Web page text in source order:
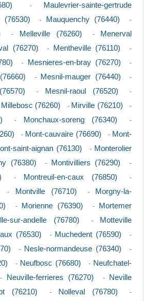
-
Maulevrier-sainte-gertrude
(76530) - Mauquenchy (76440) -
- Melleville (76260) -
Menerval
(76270) - Mentheville (76110) -
- Mesnieres-en-bray (76270) -
- Mesnil-mauger (76440) -
- Mesnil-raoul (76520) -
Millebosc (76260) - Mirville (76210) -
- Monchaux-soreng (76340) -
- Mont-cauvaire (76690) - Mont-
saint-aignan (76130) - Monterolier
(76380) - Montivilliers (76290) -
- Montreuil-en-caux (76850) -
- Montville (76710) -
Morgny-la-
- Morienne (76390) -
Mortemer
sur-andelle (76780) -
Motteville
(76530) - Muchedent (76590) -
- Nesle-normandeuse (76340) -
- Neufbosc (76680) - Neufchatel-
- Neuville-ferrieres (76270) -
Neville
(76210) - Nolleval (76780) -